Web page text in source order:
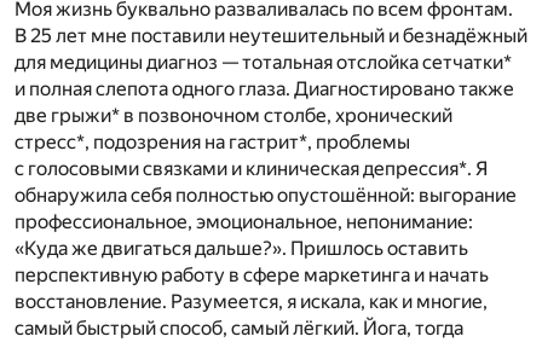
Моя жизнь буквально разваливалась по всем фронтам.
В 25 лет мне поставили неутешительный и безнадёжный
для медицины диагноз — тотальная отслойка сетчатки*
и полная слепота одного глаза. Диагностировано также
две грыжи* в позвоночном столбе, хронический
стресс*, подозрения на гастрит*, проблемы
с голосовыми связками и клиническая депрессия*. Я
обнаружила себя полностью опустошённой: выгорание
профессиональное, эмоциональное, непонимание:
«Куда же двигаться дальше?». Пришлось оставить
перспективную работу в сфере маркетинга и начать
восстановление. Разумеется, я искала, как и многие,
самый быстрый способ, самый лёгкий. Йога, тогда